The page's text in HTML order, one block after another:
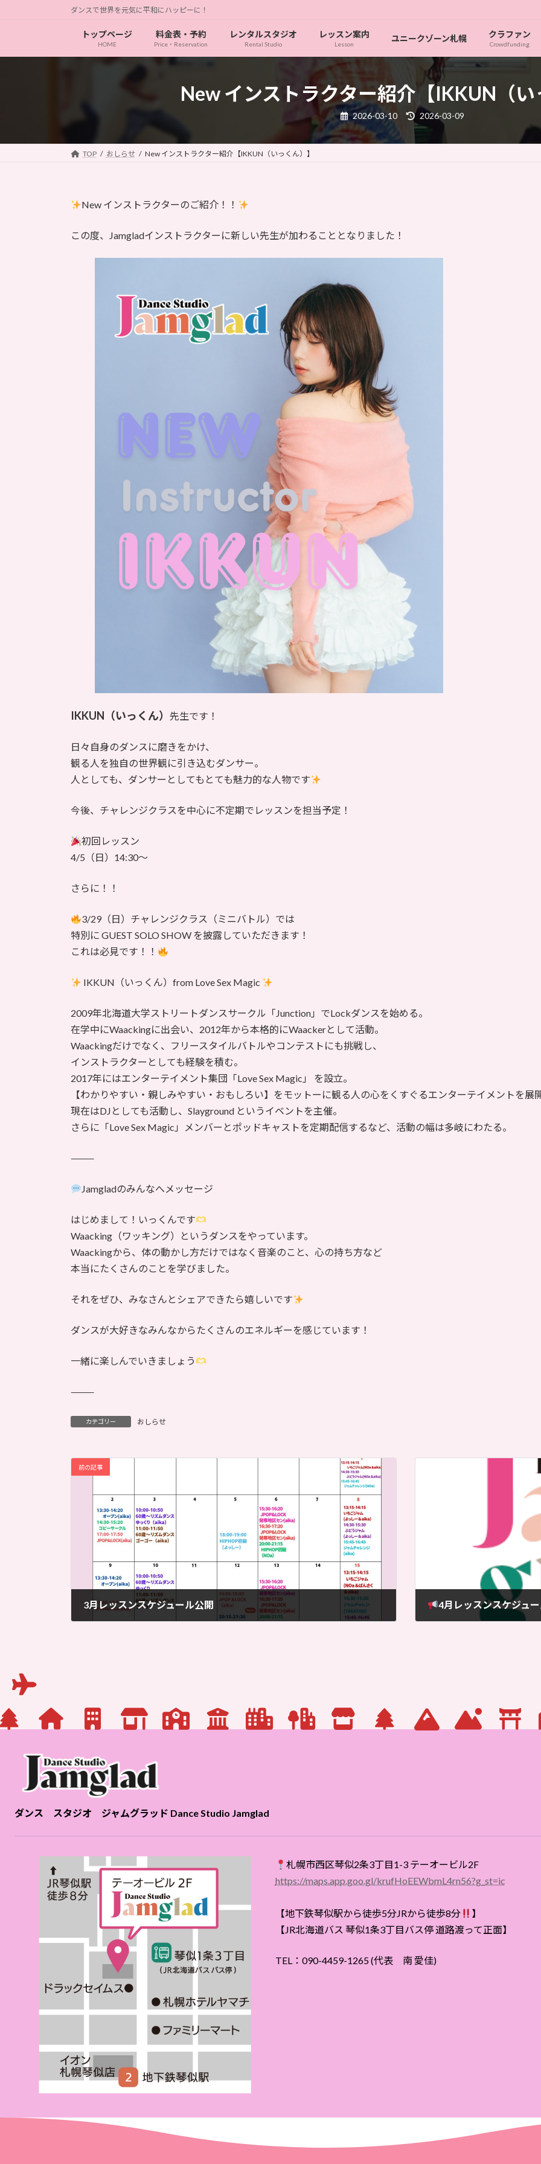
ダンスで世界を元気に平和にハッピーに！
トップページ
HOME
料金表・予約
Price・Reservation
レンタルスタジオ
Rental Studio
レッスン案内
Lesson
ユニークゾーン札幌 クラファン
Crowdfunding
New インストラクター紹介【IKKUN（
2026-03-10
最
更
2026-03-09
TOP おしらせ New インストラクター紹介【IKKUN（いっくん）】
New インストラクターのご紹介！！
この度、Jamgladインストラクターに新しい先生が加わることとなりました！
IKKUN（いっくん） 先生です！
日々自身のダンスに磨きをかけ、
観る人を独自の世界観に引き込むダンサー。
人としても、ダンサーとしてもとても魅力的な人物です
今後、チャレンジクラスを中心に不定期でレッスンを担当予定！
初回レッスン
4/5（日）14:30〜
さらに！！
3/29（日）チャレンジクラス（ミニバトル）では
特別に GUEST SOLO SHOW を披露していただきます！
これは必見です！！
IKKUN（いっくん）from Love Sex Magic
2009年北海道大学ストリートダンスサークル「Junction」でLockダンスを始める。
在学中にWaackingに出会い、2012年から本格的にWaackerとして活動。
Waackingだけでなく、フリースタイルバトルやコンテストにも挑戦し、
インストラクターとしても経験を積む。
2017年にはエンターテイメント集団「Love Sex Magic」 を設立。
【わかりやすい・親しみやすい・おもしろい】をモットーに観る人の心をくすぐるエンターテイメントを展
現在はDJとしても活動し、Slayground というイベントを主催。
さらに「Love Sex Magic」メンバーとポッドキャストを定期配信するなど、活動の幅は多岐にわたる。
⸻
Jamgladのみんなへメッセージ
はじめまして！いっくんです
Waacking（ワッキング）というダンスをやっています。
Waackingから、体の動かし方だけではなく音楽のこと、心の持ち方など
本当にたくさんのことを学びました。
それをぜひ、みなさんとシェアできたら嬉しいです
ダンスが大好きなみんなからたくさんのエネルギーを感じています！
一緒に楽しんでいきましょう
⸻
カテゴリー おしらせ
前の記事
3月レッスンスケジュール公開 4月レッスンスケジュ
ダンス スタジオ ジャムグラッド Dance Studio Jamglad
札幌市西区琴似2条3丁目1-3 テーオービル2F
https://maps.app.goo.gl/krufHoEEWbmL4rn56?g_st=ic
【地下鉄琴似駅から徒歩5分JRから徒歩8分
】
【JR北海道バス 琴似1条3丁目バス停 道路渡って正面】
TEL：090-4459-1265 (代表 南 愛佳)